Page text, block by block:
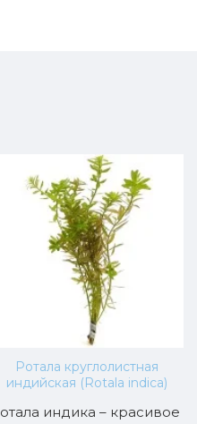
Ротала круглолистная
индийская (Rotala indica)
индика – красивое